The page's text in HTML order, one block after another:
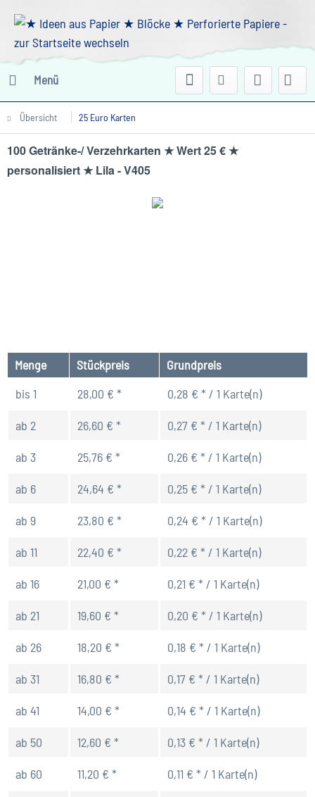
Menü
Übersicht 25 Euro Karten
100 Getränke-/ Verzehrkarten ★ Wert 25 € ★
personalisiert ★ Lila - V405
Menge Stückpreis
Grundpreis
bis 1 28,00 € * 0,28 € * / 1 Karte(n)
ab 2 26,60 € * 0,27 € * / 1 Karte(n)
ab 3 25,76 € * 0,26 € * / 1 Karte(n)
ab 6 24,64 € * 0,25 € * / 1 Karte(n)
ab 9 23,80 € * 0,24 € * / 1 Karte(n)
ab 11 22,40 € * 0,22 € * / 1 Karte(n)
ab 16 21,00 € * 0,21 € * / 1 Karte(n)
ab 21 19,60 € * 0,20 € * / 1 Karte(n)
ab 26 18,20 € * 0,18 € * / 1 Karte(n)
ab 31 16,80 € * 0,17 € * / 1 Karte(n)
ab 41 14,00 € * 0,14 € * / 1 Karte(n)
ab 50 12,60 € * 0,13 € * / 1 Karte(n)
ab 60 11,20 € * 0,11 € * / 1 Karte(n)